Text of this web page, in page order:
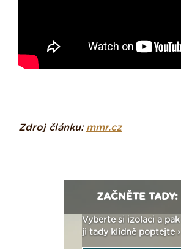
Zdroj článku: mmr.cz
ZAČNĚTE TADY:
Vyberte si izolaci a pak
ji tady klidně poptejte ›